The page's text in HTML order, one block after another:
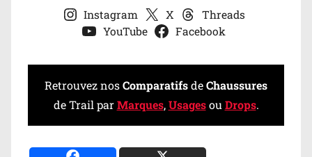
Instagram X
Threads
YouTube
Facebook
Retrouvez nosComparatifsdeChaussures
de Trail parMarques, Usagesou Drops.